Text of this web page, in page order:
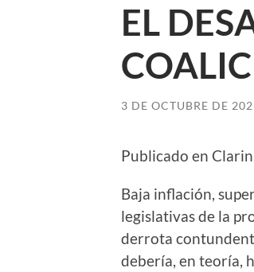
EL
3 DE OCTUBRE DE
Publicado en
Baja inflación,
legislativas de la
derrota
debería, en teoría,